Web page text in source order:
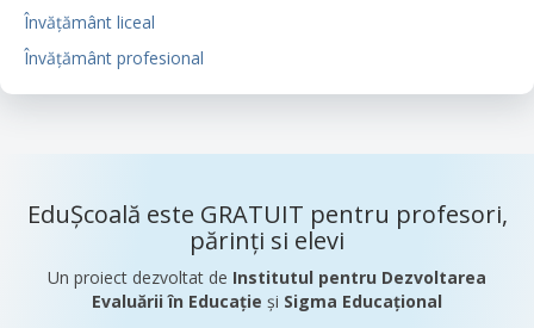
Învățământ liceal
Învățământ profesional
EduȘcoală este GRATUIT pentru profesori,
părinți si elevi
Un proiect dezvoltat de Institutul pentru Dezvoltarea
Evaluării în Educație și Sigma Educațional